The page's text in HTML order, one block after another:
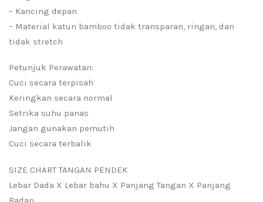
– Kancing depan
– Material katun bamboo tidak transparan, ringan, dan
tidak stretch
Petunjuk Perawatan:
Cuci secara terpisah
Keringkan secara normal
Setrika suhu panas
Jangan gunakan pemutih
Cuci secara terbalik
SIZE CHART TANGAN PENDEK
Lebar Dada X Lebar bahu X Panjang Tangan X Panjang